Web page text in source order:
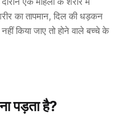
का तापमान, दिल की धड़कन
किया जाए तो होने वाले बच्चे के
पड़ता है?